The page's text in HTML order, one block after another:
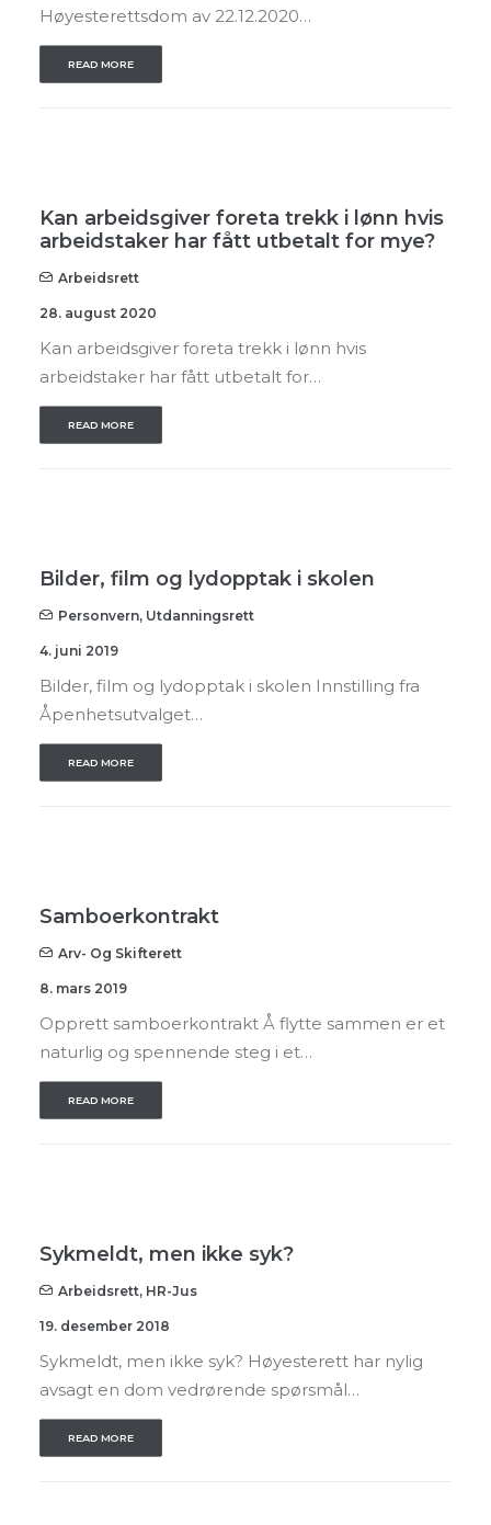
Høyesterettsdom av 22.12.2020…
READ MORE
Kan arbeidsgiver foreta trekk i lønn hvis
arbeidstaker har fått utbetalt for mye?
Arbeidsrett
28. august 2020
Kan arbeidsgiver foreta trekk i lønn hvis
arbeidstaker har fått utbetalt for…
READ MORE
Bilder, film og lydopptak i skolen
Personvern, Utdanningsrett
4. juni 2019
Bilder, film og lydopptak i skolen Innstilling fra
Åpenhetsutvalget…
READ MORE
Samboerkontrakt
Arv- Og Skifterett
8. mars 2019
Opprett samboerkontrakt Å flytte sammen er et
naturlig og spennende steg i et…
READ MORE
Sykmeldt, men ikke syk?
Arbeidsrett, HR-Jus
19. desember 2018
Sykmeldt, men ikke syk? Høyesterett har nylig
avsagt en dom vedrørende spørsmål…
READ MORE